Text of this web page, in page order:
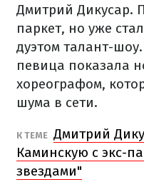
Дмитрий Дикусар.
паркет, но уже
дуэтом талант-
певица показала
хореографом,
шума в сети.
К ТЕМЕ Дмитрий
Каминскую с экс-
звездами"